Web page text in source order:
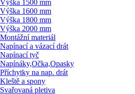
Výška 1500 mm
Výška 1600 mm
Výška 1800 mm
Výška 2000 mm
Montážní materiál
Napínací a vázací drát
Napínací tyč
Napínáky,Očka,Opasky
Příchytky na nap. drát
Kleště a spony
Svařovaná pletiva